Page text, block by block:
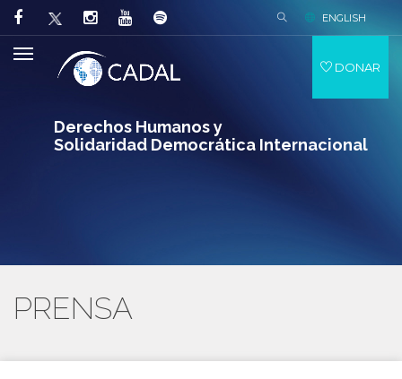
Derechos Humanos y
Solidaridad Democrática Internacional
ENGLISH
DONAR
PRENSA